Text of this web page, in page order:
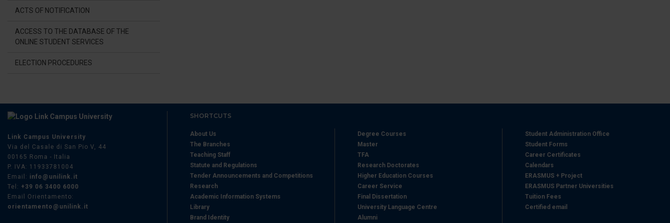
ACTS OF NOTIFICATION
ACCESS TO THE DATABASE OF THE
ONLINE STUDENT SERVICES
ELECTION PROCEDURES
Link Campus University
Via del Casale di San Pio V, 44
00165 Roma - Italia
P. IVA: 11933781004
Email: info@unilink.it
Tel: +39 06 3400 6000
Email Orientamento:
orientamento@unilink.it
SHORTCUTS
About Us
The Branches
Teaching Staff
Statute and Regulations
Tender Announcements and Competitions
Research
Academic Information Systems
Library
Brand Identity
Degree Courses
Master
TFA
Research Doctorates
Higher Education Courses
Career Service
Final Dissertation
University Language Centre
Alumni
Student Administration Office
Student Forms
Career Certificates
Calendars
ERASMUS + Project
ERASMUS Partner Universities
Tuition Fees
Certified email